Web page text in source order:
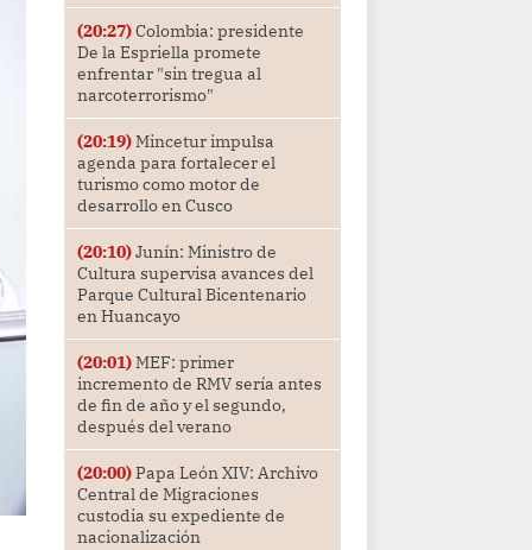
(20:27)Colombia: presidente
De la Espriella promete
enfrentar "sin tregua al
narcoterrorismo"
(20:19)Mincetur impulsa
agenda para fortalecer el
turismo como motor de
desarrollo en Cusco
(20:10)Junín: Ministro de
Cultura supervisa avances del
Parque Cultural Bicentenario
en Huancayo
(20:01)MEF: primer
incremento de RMV sería antes
de fin de año y el segundo,
después del verano
(20:00)Papa León XIV: Archivo
Central de Migraciones
custodia su expediente de
nacionalización